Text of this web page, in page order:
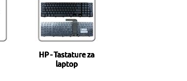
HP - Tastature za
laptop